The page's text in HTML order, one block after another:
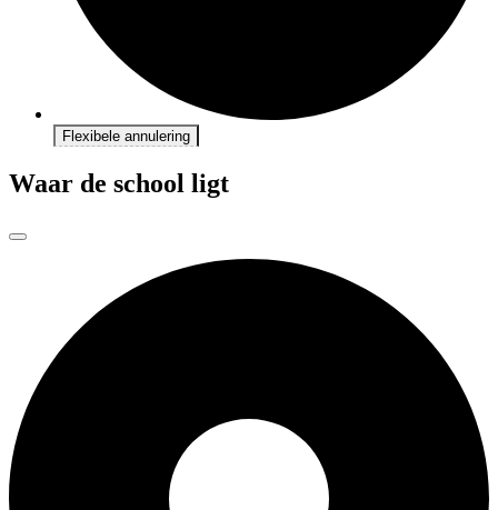
Flexibele annulering
Waar de school ligt